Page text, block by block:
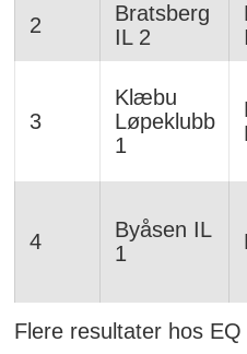
2
Bratsberg
IL 2
3
Klæbu
Løpeklubb
1
4
Byåsen IL
1
Flere resultater hos EQ